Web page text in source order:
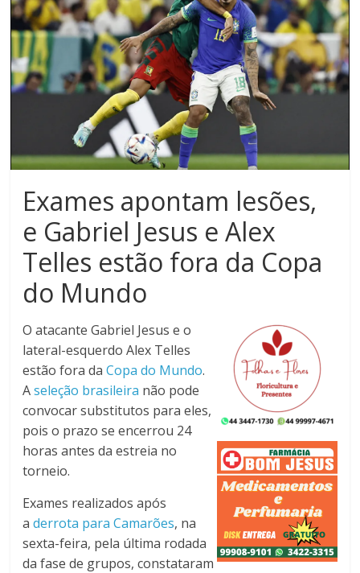
Noroeste
do
Paraná
Exames apontam lesões,
e Gabriel Jesus e Alex
Telles estão fora da Copa
do Mundo
O atacante Gabriel Jesus e o
lateral-esquerdo Alex Telles
estão fora daCopa do Mundo.
Aseleção brasileira não pode
convocar substitutos para eles,
pois o prazo se encerrou 24
horas antes da estreia no
torneio.
Exames realizados após
aderrota para Camarões, na
sexta-feira, pela última rodada
da fase de grupos, constataram